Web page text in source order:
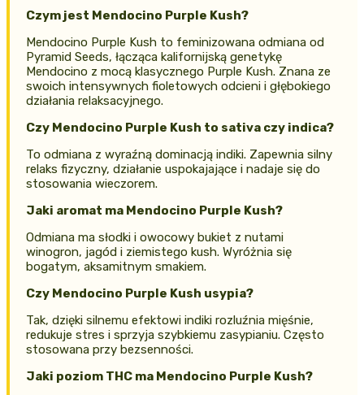
Czym jest Mendocino Purple Kush?
Mendocino Purple Kush to feminizowana odmiana od
Pyramid Seeds, łącząca kalifornijską genetykę
Mendocino z mocą klasycznego Purple Kush. Znana ze
swoich intensywnych fioletowych odcieni i głębokiego
działania relaksacyjnego.
Czy Mendocino Purple Kush to sativa czy indica?
To odmiana z wyraźną dominacją indiki. Zapewnia silny
relaks fizyczny, działanie uspokajające i nadaje się do
stosowania wieczorem.
Jaki aromat ma Mendocino Purple Kush?
Odmiana ma słodki i owocowy bukiet z nutami
winogron, jagód i ziemistego kush. Wyróżnia się
bogatym, aksamitnym smakiem.
Czy Mendocino Purple Kush usypia?
Tak, dzięki silnemu efektowi indiki rozluźnia mięśnie,
redukuje stres i sprzyja szybkiemu zasypianiu. Często
stosowana przy bezsenności.
Jaki poziom THC ma Mendocino Purple Kush?